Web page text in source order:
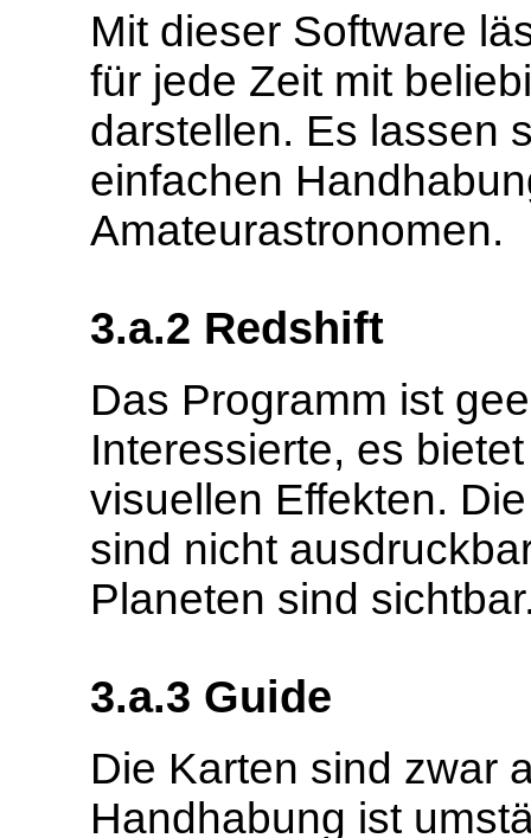
Mit dieser Software
für jede Zeit mit
darstellen. Es lassen
einfachen
Amateurastronomen.
3.a.2 Redshift
Das Programm ist
Interessierte, es
visuellen Effekten.
sind nicht
Planeten sind
3.a.3 Guide
Die Karten sind zwar
Handhabung ist